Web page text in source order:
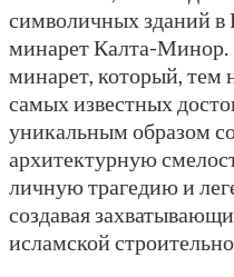
символичных зданий
минарет Калта-Минор.
минарет, который, тем
самых известных
уникальным образом
архитектурную
личную трагедию и
создавая
исламской